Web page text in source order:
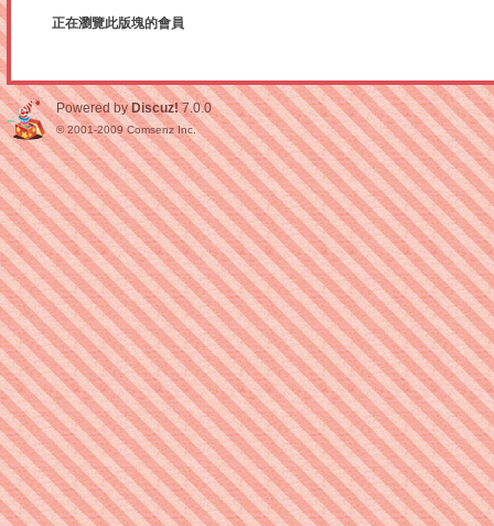
正在瀏覽此版塊的會員
Powered byDiscuz! 7.0.0
© 2001-2009Comsenz Inc.